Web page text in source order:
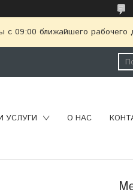
09:00 ближайшего рабочего
УСЛУГИ О НАС